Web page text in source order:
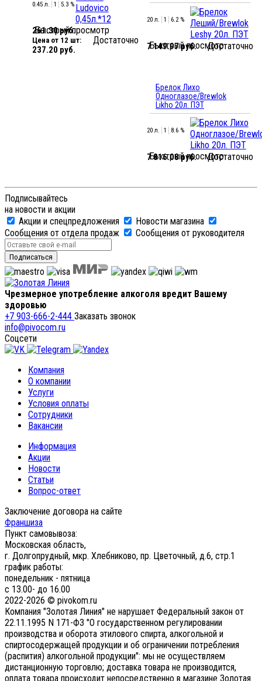
Быстрый просмотр
0.45 л. 1 5.3 %
261.30 руб.
Цена от 12 шт:
237.20 руб.
Достаточно Быстрый просмотр
20 л. 1 6.2 %
7 149.97 руб. Достаточно
Брелок Лихо
Одноглазое/Brewlok
Likho 20л. ПЭТ
Быстрый просмотр
20 л. 1 8.6 %
7 816.08 руб. Достаточно
Подписывайтесь
на новости и акции
Акции и спецпредложения
Новости магазина
Сообщения от отдела продаж
Сообщения от руководителя
Чрезмерное употребление алкоголя вредит Вашему
здоровью
+7 903-666-2-444 Заказать звонок
info@pivocom.ru
Соцсети
Компания
О компании
Услуги
Условия оплаты
Сотрудники
Вакансии
Информация
Акции
Новости
Статьи
Вопрос-ответ
Заключение договора на сайте
Франшиза
Пункт самовывоза:
Московская область,
г. Долгопрудный, мкр. Хлебниково, пр. Цветочный, д.6, стр.1
график работы:
понедельник - пятница
с 13.00- до 16.00
2022-2026 © pivokom.ru
Компания "Золотая Линия" не нарушает Федеральный закон от
22.11.1995 N 171-ФЗ "О государственном регулировании
производства и оборота этилового спирта, алкогольной и
спиртосодержащей продукции и об ограничении потребления
(распития) алкогольной продукции": мы не осуществляем
дистанционную торговлю; доставка товара не производится,
оплата товара происходит непосредственно в магазине Золотая